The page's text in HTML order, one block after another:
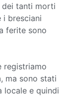
dei tanti morti
i bresciani
ferite sono
registriamo
ma sono stati
locale e quindi